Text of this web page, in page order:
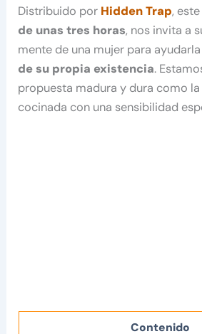
Distribuido por Hidden Trap, este
de unas tres horas, nos invita a
mente de una mujer para
de su propia existencia.
propuesta madura y dura como
cocinada con una sensibilidad
Contenido